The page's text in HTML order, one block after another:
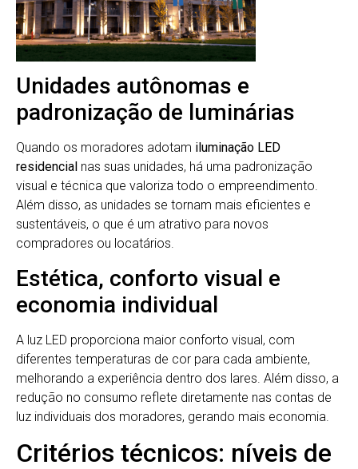
Unidades autônomas e
padronização de luminárias
Quando os moradores adotam iluminação LED
residencial nas suas unidades, há uma padronização
visual e técnica que valoriza todo o empreendimento.
Além disso, as unidades se tornam mais eficientes e
sustentáveis, o que é um atrativo para novos
compradores ou locatários.
Estética, conforto visual e
economia individual
A luz LED proporciona maior conforto visual, com
diferentes temperaturas de cor para cada ambiente,
melhorando a experiência dentro dos lares. Além disso, a
redução no consumo reflete diretamente nas contas de
luz individuais dos moradores, gerando mais economia.
Critérios técnicos: níveis de